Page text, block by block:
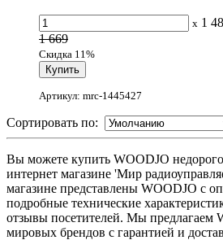
x 1
1 669
Скидка 11%
Артикул: mrc-1445427
Сортировать по:
Вы можете купить WOODJO
интернет магазине 'Мир
магазине представлены WOODJO с
подробные технические
отзывы посетителей. Мы предлагаем
мировых брендов с гарантией и